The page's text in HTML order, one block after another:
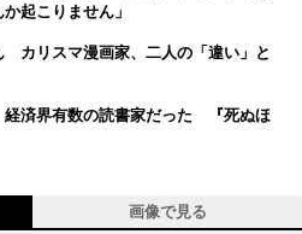
起こりません」
カリスマ漫画家、二人の「違い」と
経済界有数の読書家だった 『死ぬほ
画像で見る